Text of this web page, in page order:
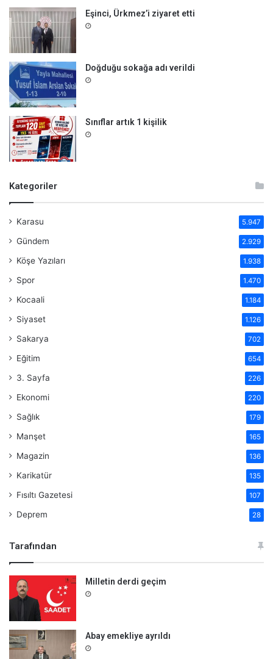
Eşinci, Ürkmez’i ziyaret etti
Doğduğu sokağa adı verildi
Sınıflar artık 1 kişilik
Kategoriler
Karasu 5.947
Gündem 2.929
Köşe Yazıları 1.938
Spor 1.470
Kocaali 1.184
Siyaset 1.126
Sakarya 702
Eğitim 654
3. Sayfa 226
Ekonomi 220
Sağlık 179
Manşet 165
Magazin 136
Karikatür 135
Fısıltı Gazetesi 107
Deprem 28
Tarafından
Milletin derdi geçim
Abay emekliye ayrıldı